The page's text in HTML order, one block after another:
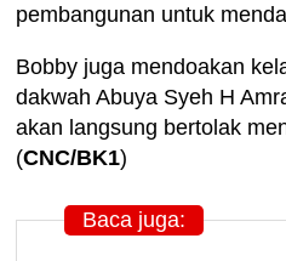
pembangunan untuk
Bobby juga mendoakan
dakwah Abuya Syeh H
akan langsung bertolak
(CNC/BK1)
Baca juga: